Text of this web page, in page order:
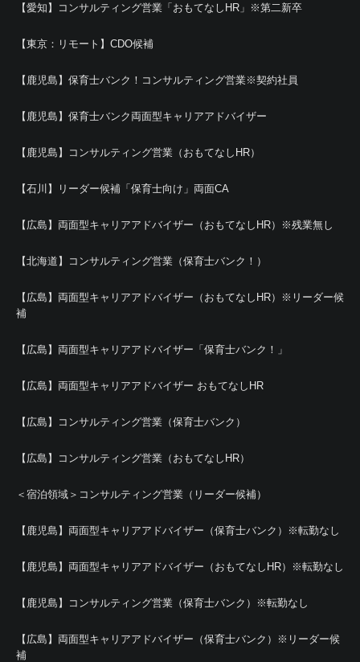
【愛知】コンサルティング営業「おもてなしHR」※第二新卒
【東京：リモート】CDO候補
【鹿児島】保育士バンク！コンサルティング営業※契約社員
【鹿児島】保育士バンク両面型キャリアアドバイザー
【鹿児島】コンサルティング営業（おもてなしHR）
【石川】リーダー候補「保育士向け」両面CA
【広島】両面型キャリアアドバイザー（おもてなしHR）※残業無し
【北海道】コンサルティング営業（保育士バンク！）
【広島】両面型キャリアアドバイザー（おもてなしHR）※リーダー候
補
【広島】両面型キャリアアドバイザー「保育士バンク！」
【広島】両面型キャリアアドバイザー おもてなしHR
【広島】コンサルティング営業（保育士バンク）
【広島】コンサルティング営業（おもてなしHR）
＜宿泊領域＞コンサルティング営業（リーダー候補）
【鹿児島】両面型キャリアアドバイザー（保育士バンク）※転勤なし
【鹿児島】両面型キャリアアドバイザー（おもてなしHR）※転勤なし
【鹿児島】コンサルティング営業（保育士バンク）※転勤なし
【広島】両面型キャリアアドバイザー（保育士バンク）※リーダー候
補